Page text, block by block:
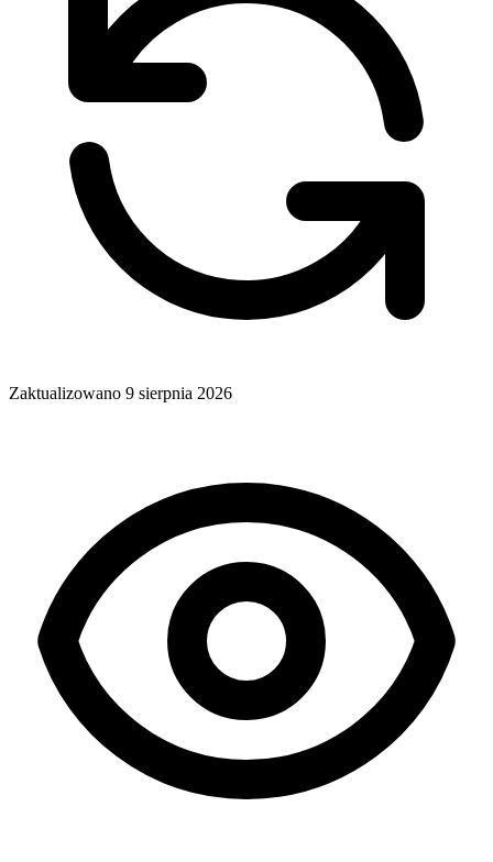
Zaktualizowano 9 sierpnia 2026